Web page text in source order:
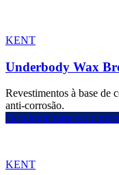
KENT
Underbody Wax
Revestimentos à base de
anti-corrosão.
Faça login para ver o
KENT